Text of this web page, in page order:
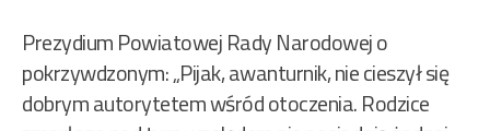
Prezydium Powiatowej Rady Narodowej o
pokrzywdzonym: „Pijak, awanturnik, nie cieszył się
dobrym autorytetem wśród otoczenia. Rodzice